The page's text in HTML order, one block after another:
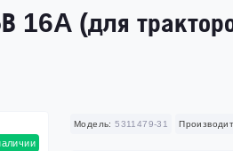
(для
Модель: 5311479-31